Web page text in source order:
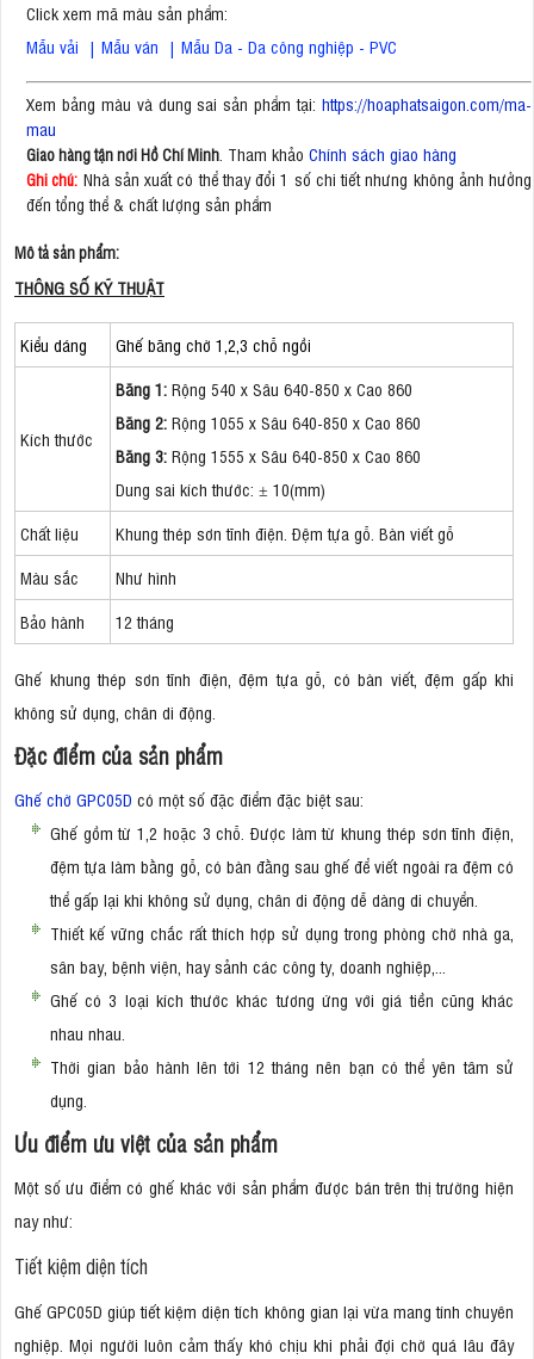
Click xem mã màu sản phẩm:
Mẫu vải | Mẫu ván | Mẫu Da - Da công nghiệp - PVC
Xem bảng màu và dung sai sản phẩm tại: https://hoaphatsaigon.com/ma-
mau
Giao hàng tận nơi Hồ Chí Minh . Tham khảo Chính sách giao hàng
Ghi chú: Nhà sản xuất có thể thay đổi 1 số chi tiết nhưng không ảnh hưởng
đến tổng thể & chất lượng sản phẩm
Mô tả sản phẩm:
THÔNG SỐ KỸ THUẬT
Kiểu dáng Ghế băng chờ 1,2,3 chỗ ngồi
Kích thước
Băng 1: Rộng 540 x Sâu 640-850 x Cao 860
Băng 2: Rộng 1055 x Sâu 640-850 x Cao 860
Băng 3: Rộng 1555 x Sâu 640-850 x Cao 860
Dung sai kích thước: ± 10(mm)
Chất liệu
Khung thép sơn tĩnh điện. Đệm tựa gỗ. Bàn viết gỗ
Màu sắc
Như hình
Bảo hành
12 tháng
Ghế khung thép sơn tĩnh điện, đệm tựa gỗ, có bàn viết, đệm gấp khi
không sử dụng, chân di động.
Đặc điểm của sản phẩm
Ghế chờ GPC05D có một số đặc điểm đặc biệt sau:
Ghế gồm từ 1,2 hoặc 3 chỗ. Được làm từ khung thép sơn tĩnh điện,
đệm tựa làm bằng gỗ, có bàn đằng sau ghế để viết ngoài ra đệm có
thể gấp lại khi không sử dụng, chân di động dễ dàng di chuyển.
Thiết kế vững chắc rất thích hợp sử dụng trong phòng chờ nhà ga,
sân bay, bệnh viện, hay sảnh các công ty, doanh nghiệp,...
Ghế có 3 loại kích thước khác tương ứng với giá tiền cũng khác
nhau nhau.
Thời gian bảo hành lên tới 12 tháng nên bạn có thể yên tâm sử
dụng.
Ưu điểm ưu việt của sản phẩm
Một số ưu điểm có ghế khác với sản phẩm được bán trên thị trường hiện
nay như:
Tiết kiệm diện tích
Ghế GPC05D giúp tiết kiệm diện tích không gian lại vừa mang tính chuyên
nghiệp. Mọi người luôn cảm thấy khó chịu khi phải đợi chờ quá lâu đây